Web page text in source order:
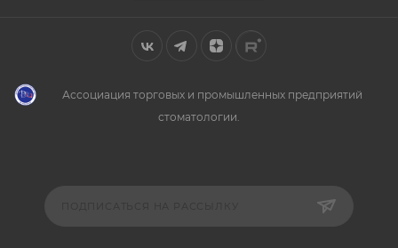
Ассоциация торговых и промышленных предприятий
стоматологии.